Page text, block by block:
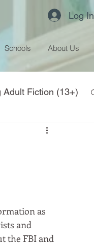
Log In
Schools About Us
Adult Fiction (13+)
as
and
the FBI and